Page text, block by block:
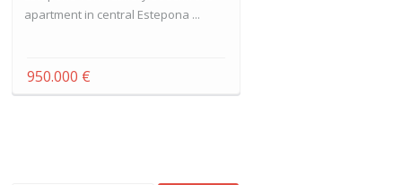
apartment in central Estepona ...
950.000 €